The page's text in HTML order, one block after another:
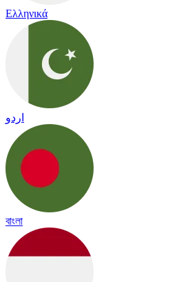
Ελληνικά
اردو
বাংলা